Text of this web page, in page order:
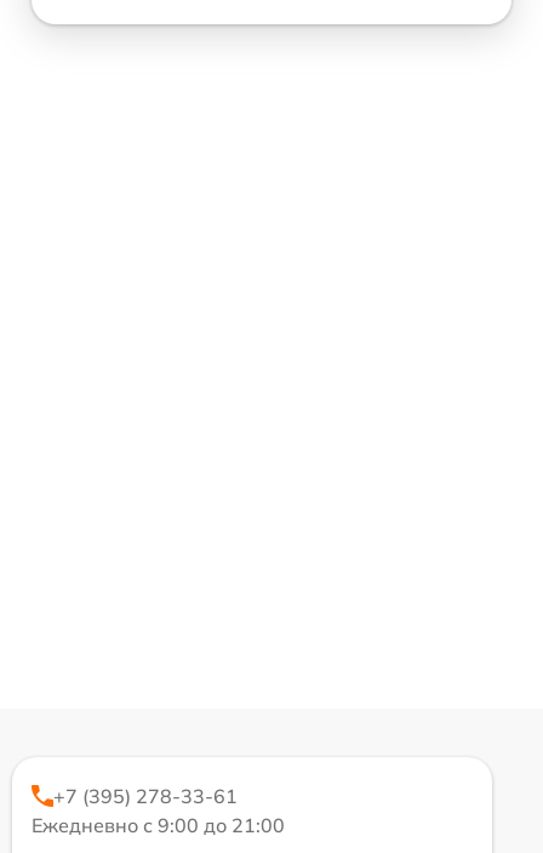
+7 (395) 278-33-61
Ежедневно с 9:00 до 21:00